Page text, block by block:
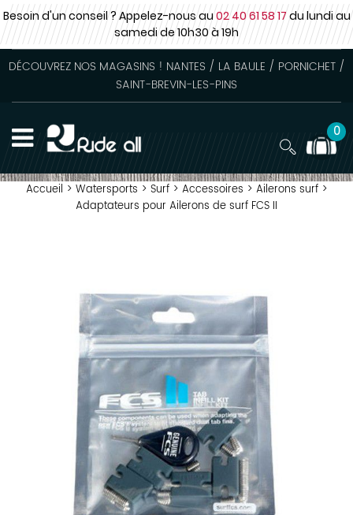
Besoin d'un conseil ? Appelez-nous au02 40 61 58 17du lundi au
samedide 10h30 à 19h
DÉCOUVREZ NOS MAGASINS ! NANTES / LA BAULE / PORNICHET /
SAINT-BREVIN-LES-PINS
0
Accueil > Watersports > Surf > Accessoires > Ailerons surf >
Adaptateurs pour Ailerons de surf FCS II